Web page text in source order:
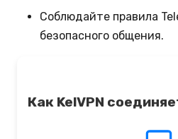
Соблюдайте правила
безопасного общения.
Как KelVPN